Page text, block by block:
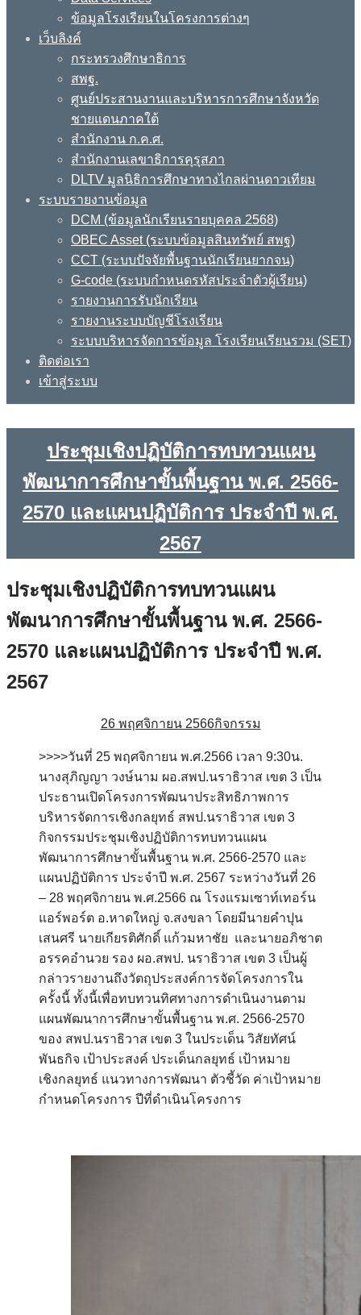
ข้อมูลโรงเรียนในโครงการต่างๆ
เว็บลิงค์
กระทรวงศึกษาธิการ
สพฐ.
ศูนย์ประสานงานและบริหารการศึกษาจังหวัด
ชายแดนภาคใต้
สำนักงาน ก.ค.ศ.
สำนักงานเลขาธิการคุรุสภา
DLTV มูลนิธิการศึกษาทางไกลผ่านดาวเทียม
ระบบรายงานข้อมูล
DCM (ข้อมูลนักเรียนรายบุคคล 2568)
OBEC Asset (ระบบข้อมูลสินทรัพย์ สพฐ)
CCT (ระบบปัจจัยพื้นฐานนักเรียนยากจน)
G-code (ระบบกำหนดรหัสประจำตัวผู้เรียน)
รายงานการรับนักเรียน
รายงานระบบบัญชีโรงเรียน
ระบบบริหารจัดการข้อมูล โรงเรียนเรียนรวม (SET)
ติดต่อเรา
เข้าสู่ระบบ
ประชุมเชิงปฏิบัติการทบทวนแผน
พัฒนาการศึกษาขั้นพื้นฐาน พ.ศ. 2566-
2570 และแผนปฏิบัติการ ประจำปี พ.ศ.
2567
ประชุมเชิงปฏิบัติการทบทวนแผน
พัฒนาการศึกษาขั้นพื้นฐาน พ.ศ. 2566-
2570 และแผนปฏิบัติการ ประจำปี พ.ศ.
2567
26 พฤศจิกายน 2566กิจกรรม
>>>>วันที่ 25 พฤศจิกายน พ.ศ.2566 เวลา 9:30น.
นางสุภิญญา วงษ์นาม ผอ.สพป.นราธิวาส เขต 3 เป็น
ประธานเปิดโครงการพัฒนาประสิทธิภาพการ
บริหารจัดการเชิงกลยุทธ์ สพป.นราธิวาส เขต 3
กิจกรรมประชุมเชิงปฏิบัติการทบทวนแผน
พัฒนาการศึกษาขั้นพื้นฐาน พ.ศ. 2566-2570 และ
แผนปฏิบัติการ ประจำปี พ.ศ. 2567 ระหว่างวันที่ 26
– 28 พฤศจิกายน พ.ศ.2566 ณ โรงแรมเซาท์เทอร์น
แอร์พอร์ต อ.หาดใหญ่ จ.สงขลา โดยมีนายคำปุน
เสนศรี นายเกียรติศักดิ์ แก้วมหาชัย และนายอภิชาต
อรรคอำนวย รอง ผอ.สพป. นราธิวาส เขต 3 เป็นผู้
กล่าวรายงานถึงวัตถุประสงค์การจัดโครงการใน
ครั้งนี้ ทั้งนี้เพื่อทบทวนทิศทางการดำเนินงานตาม
แผนพัฒนาการศึกษาขั้นพื้นฐาน พ.ศ. 2566-2570
ของ สพป.นราธิวาส เขต 3 ในประเด็น วิสัยทัศน์
พันธกิจ เป้าประสงค์ ประเด็นกลยุทธ์ เป้าหมาย
เชิงกลยุทธ์ แนวทางการพัฒนา ตัวชี้วัด ค่าเป้าหมาย
กำหนดโครงการ ปีที่ดำเนินโครงการ